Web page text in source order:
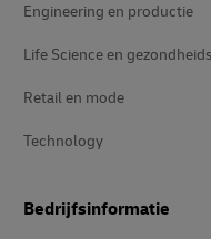
Engineering en productie
Life Science en
Retail en mode
Technology
Bedrijfsinformatie